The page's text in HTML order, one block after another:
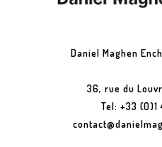
Daniel Maghen
36, rue du
Tel: +33 (0)1